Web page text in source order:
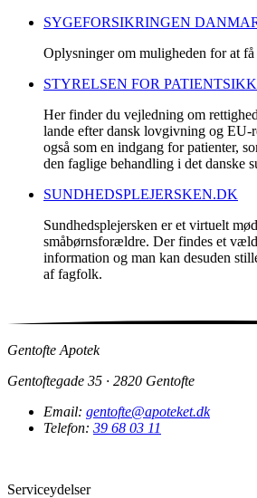
SYGEFORSIKRINGEN
Oplysninger om muligheden for at
STYRELSEN FOR
Her finder du vejledning om
lande efter dansk lovgivning og EU-
også som en indgang for patienter,
den faglige behandling i det danske
SUNDHEDSPLEJERSKEN.DK
Sundhedsplejersken er et virtuelt
småbørnsforældre. Der findes et
information og man kan desuden
af fagfolk.
Gentofte Apotek
Gentoftegade 35 · 2820 Gentofte
Email: gentofte@apoteket.dk
Telefon: 39 68 03 11
Serviceydelser